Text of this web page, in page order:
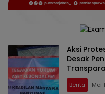
Aksi
Desak
Berita Mei